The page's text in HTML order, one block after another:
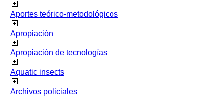
Aportes teórico-metodológicos
Apropiación
Apropiación de tecnologías
Aquatic insects
Archivos policiales